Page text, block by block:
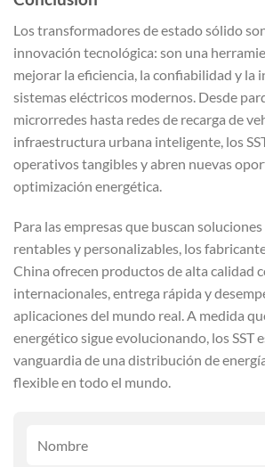
Los transformadores de estado sólido
innovación tecnológica: son una
mejorar la eficiencia, la confiabilidad y la
sistemas eléctricos modernos. Desde
microrredes hasta redes de recarga de
infraestructura urbana inteligente, los
operativos tangibles y abren nuevas
optimización energética.
Para las empresas que buscan soluciones
rentables y personalizables, los
China ofrecen productos de alta calidad
internacionales, entrega rápida y
aplicaciones del mundo real. A medida
energético sigue evolucionando, los SST
vanguardia de una distribución de
flexible en todo el mundo.